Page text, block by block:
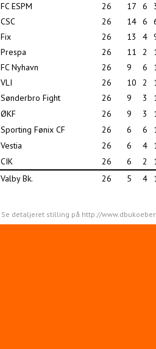
FC ESPM 26 17 6
CSC 26 14 6
Fix 26 13 4
Prespa 26 11 2
FC Nyhavn 26 9 6
VLI 26 10 2
Sønderbro Fight 26 9 3
ØKF 26 9 3
Sporting Fønix CF 26 6 6
Vestia 26 6 4
CIK 26 6 2
Valby Bk. 26 5 4
Se detaljeret stilling på http://